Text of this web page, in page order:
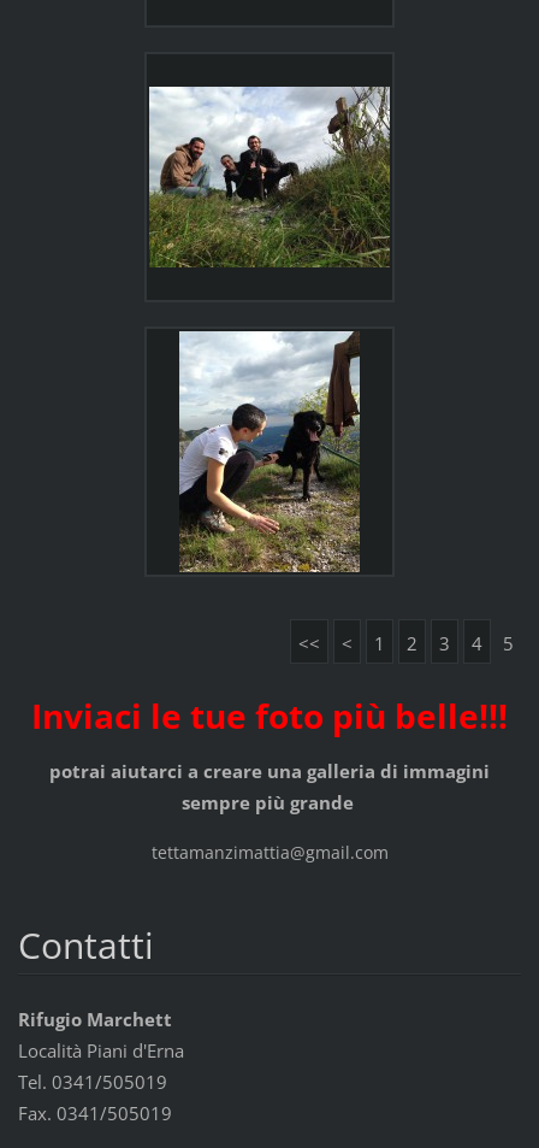
<< < 1 2 3 4 5
Inviaci le tue foto più belle!!!
potrai aiutarci a creare una galleria di immagini
sempre più grande
tettamanzimattia@gmail.com
Contatti
Rifugio Marchett
Località Piani d'Erna
Tel. 0341/505019
Fax. 0341/505019